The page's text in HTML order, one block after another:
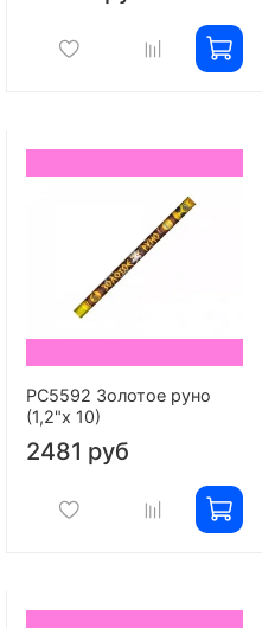
РС5592 Золотое руно
(1,2"х 10)
2481 руб